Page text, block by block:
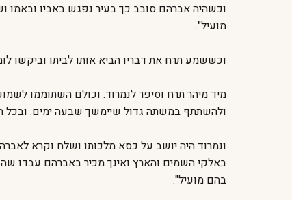
וכשהיה אברהם סובב כך בעיר נפגש באביו ובאמו
מועיל".
וכששמע תרח את דבריו הביא אותו לביתו וביקשו
מיד מיהר תרח וסיפר לנמרוד. וכולם השתוממו
ולהשתתף במשתה גדול שיימשך שבעה ימים. ובכל
ונמרוד היה יושב על כסא מלכותו ושלח וקרא
באלקי השמים והארץ ואינך מכיר באברהם עבדו
בהם מועיל".